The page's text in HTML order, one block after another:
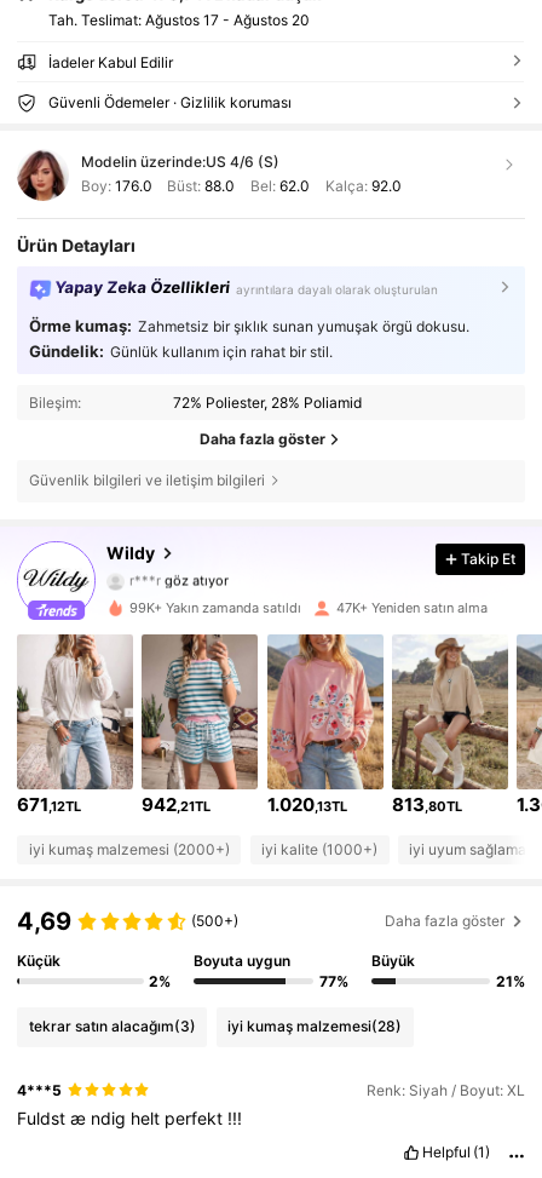
Tah. Teslimat: Ağustos 17 - Ağustos 20
İadeler Kabul Edilir
Güvenli Ödemeler · Gizlilik koruması
Modelin üzerinde:US 4/6 (S)
Boy: 176.0 Büst:88.0 Bel: 62.0 Kalça: 92.0
Ürün Detayları
Yapay Zeka Özellikleri ayrıntılara dayalı olarak oluşturulan
Örme kumaş: Zahmetsiz bir şıklık sunan yumuşak örgü dokusu.
Gündelik: Günlük kullanım için rahat bir stil.
Bileşim: 72% Poliester, 28% Poliamid
Daha fazla göster
Güvenlik bilgileri ve iletişim bilgileri
Wildy
r***r
göz atıyor
4,79
97K Takipçiler
97K Takipçiler
4,79 97K Takipçiler
4,79 97K Takipçiler
4,79 97K Takipçiler
4,79 97K Takipçiler
4,79 97K Takipçiler
97K Takipçiler
4,79
Takip Et
99K+ Yakın zamanda satıldı 47K+ Yeniden satın alma
671,12TL 942,21TL 1.020,13TL 813,80TL
iyi kumaş malzemesi (2000+) iyi kalite (1000+) iyi uyum sağlamak
4,69 (500+) Daha fazla göster
Küçük
2%
Boyuta uygun
77%
Büyük
21%
tekrar satın alacağım(3) iyi kumaş malzemesi(28)
4***5 Renk: Siyah / Boyut: XL
Fuldstæ ndig helt perfekt !!!
Helpful (1)